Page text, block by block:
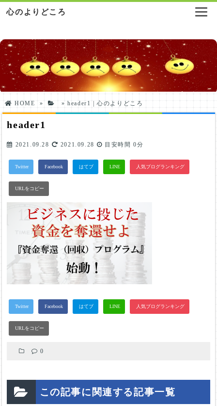
心のよりどころ
HOME » »header1 | 心のよりどころ
header1
2021.09.28 2021.09.28 目安時間0分
0
この記事に関連する記事一覧